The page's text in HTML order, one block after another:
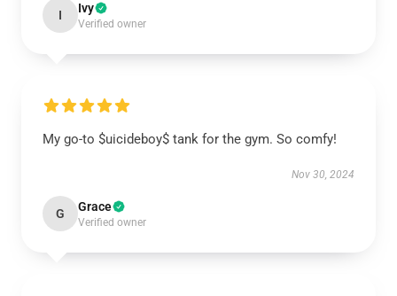
I Ivy
Verified owner
My go-to $uicideboy$ tank for the gym. So comfy!
Nov 30, 2024
G Grace
Verified owner